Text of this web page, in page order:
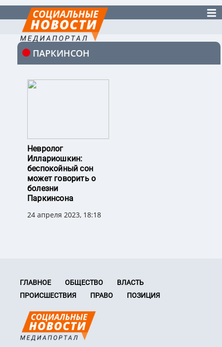
ПАРКИНСОН
Невролог
Иллариошкин:
беспокойный сон
может говорить о
болезни
Паркинсона
24 апреля 2023, 18:18
ГЛАВНОЕ ОБЩЕСТВО
ВЛАСТЬ
ПРОИСШЕСТВИЯ
ПРАВО ПОЗИЦИЯ